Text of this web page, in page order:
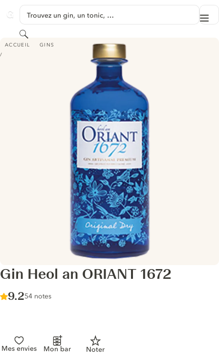
GINVENTORY
Trouvez un gin, un tonic, …
Rechercher
ACCUEIL GINS
GIN HEOL AN ORIANT 1672
Gin Heol an ORIANT 1672
Score :
9.2/ 10
54 notes
Mes envies Mon bar Noter